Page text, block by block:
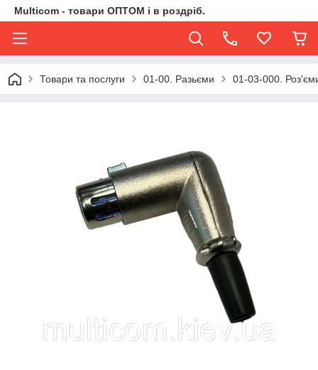
Multicom - товари ОПТОМ і в роздріб.
Товари та послуги 01-00. Разьєми 01-03-000.